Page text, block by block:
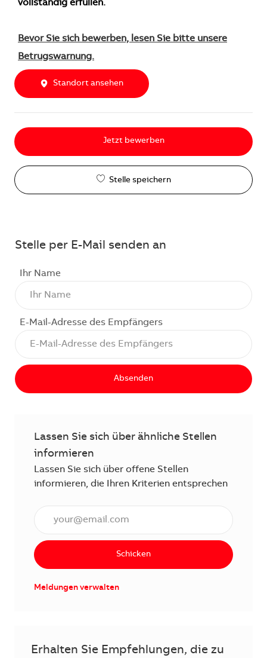
vollständig erfüllen.
Bevor Sie sich bewerben, lesen Sie bitte unsere
Betrugswarnung.
Standort ansehen
Jetzt bewerben
Stelle speichern
Stelle per E-Mail senden an
Ihr Name
E-Mail-Adresse des Empfängers
Absenden
Lassen Sie sich über ähnliche Stellen
informieren
Lassen Sie sich über offene Stellen
informieren, die Ihren Kriterien entsprechen
Schicken
Meldungen verwalten
Erhalten Sie Empfehlungen, die zu